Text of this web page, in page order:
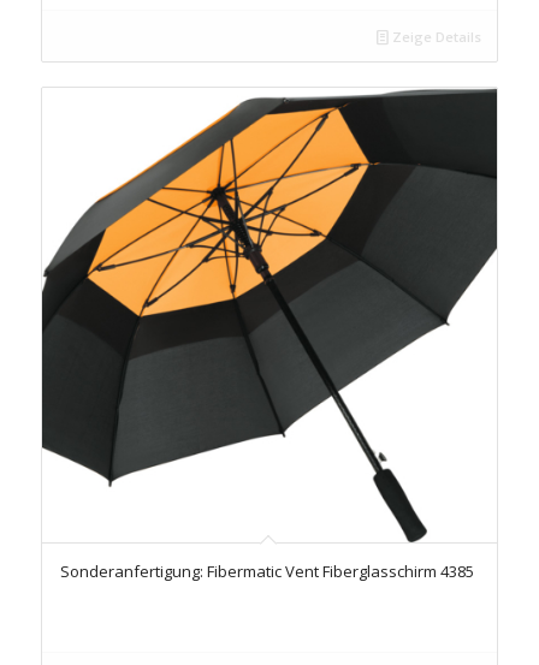
Zeige Details
Sonderanfertigung: Fibermatic Vent Fiberglasschirm 4385